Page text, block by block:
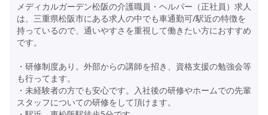
メディカルガーデン松阪の介護職員・ヘルパー（正社員）求人
は、三重県松阪市にある求人の中でも車通勤可/駅近の特徴を
持っているので、通いやすさを重視して働きたい方におすすめ
です。
・研修制度あり。外部からの講師を招き、資格支援の勉強会等
も行ってます。
・未経験者の方でも安心です。入社後の研修やホームでの先輩
スタッフについての研修をして頂けます。